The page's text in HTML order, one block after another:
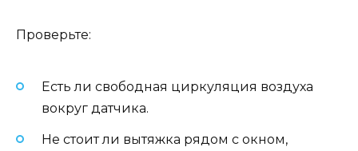
Проверьте:
Есть ли свободная циркуляция воздуха
вокруг датчика.
Не стоит ли вытяжка рядом с окном,